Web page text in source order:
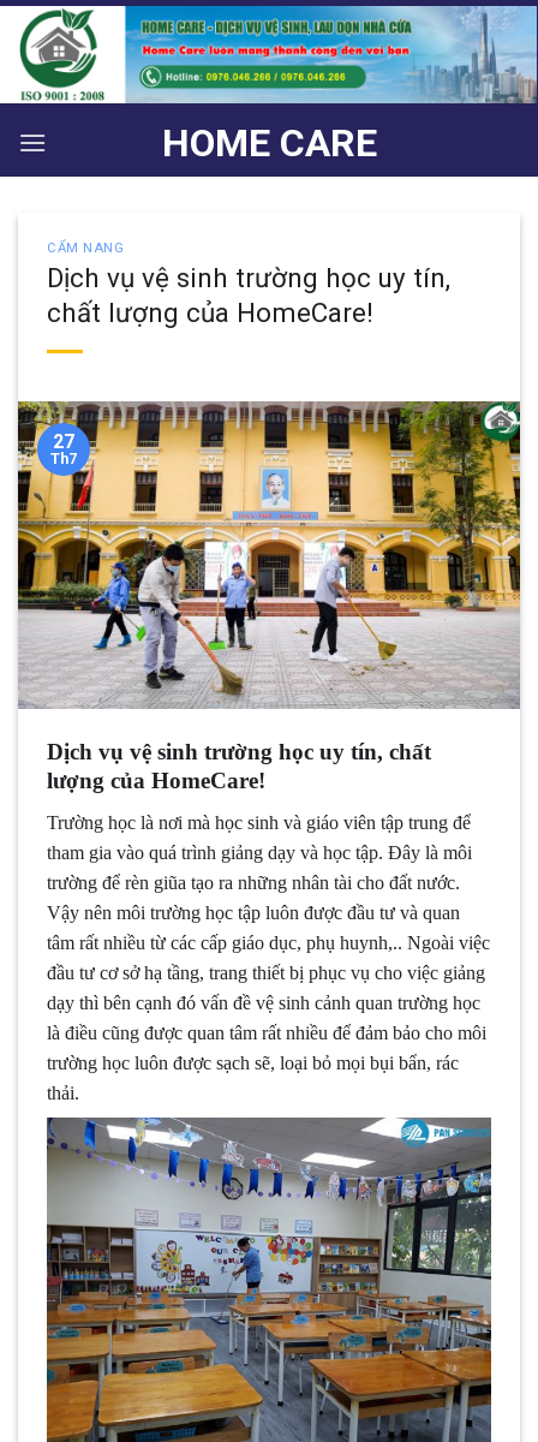
Bỏ
qua
nội
dung
HOME CARE
CẨM NANG
Dịch vụ vệ sinh trường học uy tín,
chất lượng của HomeCare!
27
Th7
Dịch vụ vệ sinh trường học uy tín, chất
lượng của HomeCare!
Trường học là nơi mà học sinh và giáo viên tập trung để
tham gia vào quá trình giảng dạy và học tập. Đây là môi
trường để rèn giũa tạo ra những nhân tài cho đất nước.
Vậy nên môi trường học tập luôn được đầu tư và quan
tâm rất nhiều từ các cấp giáo dục, phụ huynh,.. Ngoài việc
đầu tư cơ sở hạ tầng, trang thiết bị phục vụ cho việc giảng
dạy thì bên cạnh đó vấn đề vệ sinh cảnh quan trường học
là điều cũng được quan tâm rất nhiều để đảm bảo cho môi
trường học luôn được sạch sẽ, loại bỏ mọi bụi bẩn, rác
thải.